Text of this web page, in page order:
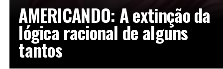
AMERICANDO: A extinção da
lógica racional de alguns
tantos